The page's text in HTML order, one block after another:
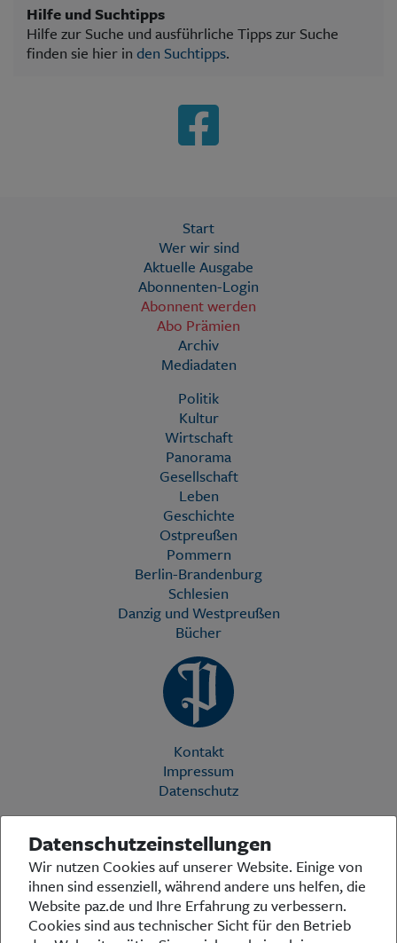
Hilfe und Suchtipps
Hilfe zur Suche und ausführliche Tipps zur Suche
finden sie hier in den Suchtipps.
Start
Wer wir sind
Aktuelle Ausgabe
Abonnenten-Login
Abonnent werden
Abo Prämien
Archiv
Mediadaten
Politik
Kultur
Wirtschaft
Panorama
Gesellschaft
Leben
Geschichte
Ostpreußen
Pommern
Berlin-Brandenburg
Schlesien
Danzig und Westpreußen
Bücher
Kontakt
Impressum
Datenschutz
Die Preußische Allgemeine Zeitung (PAZ) ist eine einzigartige Stimme
in der deutschen Medienlandschaft. Woche für Woche berichtet sie
über das aktuelle Zeitgeschehen in Politik, Kultur und Wirtschaft und
bezieht zu den grundlegenden Entwicklungen unserer Gesellschaft
Stellung. In ihrer Arbeit fühlt sich die Redaktion dem traditionellen
preußischen Wertekanon verpflichtet: Das alte Preußen stand und
Datenschutzeinstellungen
Wir nutzen Cookies auf unserer Website. Einige von
ihnen sind essenziell, während andere uns helfen, die
Website paz.de und Ihre Erfahrung zu verbessern.
Cookies sind aus technischer Sicht für den Betrieb